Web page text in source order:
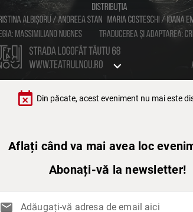
keyboard_arrow_down
event_busy Din păcate, acest eveniment nu mai este
Aflați când va mai avea loc
Abonați-vă la newsletter!
mail Adăugați-vă adresa de email aici